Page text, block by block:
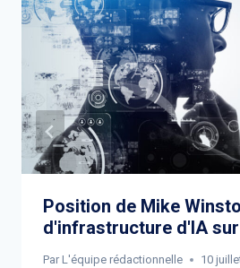
Position de Mike
d'infrastructure d'IA
Par L'équipe rédactionnelle 10